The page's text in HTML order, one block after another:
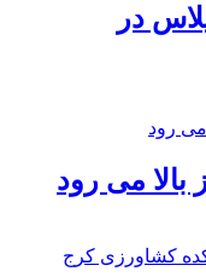
در
بالا می رود